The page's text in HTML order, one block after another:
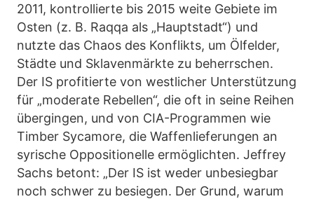
2011, kontrollierte bis 2015 weite Gebiete im
Osten (z. B. Raqqa als „Hauptstadt“) und
nutzte das Chaos des Konflikts, um Ölfelder,
Städte und Sklavenmärkte zu beherrschen.
Der IS profitierte von westlicher Unterstützung
für „moderate Rebellen“, die oft in seine Reihen
übergingen, und von CIA-Programmen wie
Timber Sycamore, die Waffenlieferungen an
syrische Oppositionelle ermöglichten. Jeffrey
Sachs betont: „Der IS ist weder unbesiegbar
noch schwer zu besiegen. Der Grund, warum